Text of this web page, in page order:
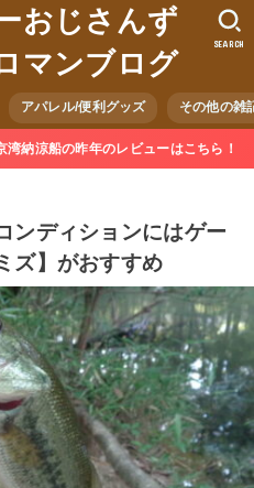
おじさんず
マンブログ
アパレル/便利グッズ その他の雑
SEARCH
納涼船の昨年のレビューはこちら！
ンディションにはゲー
ズ】がおすすめ